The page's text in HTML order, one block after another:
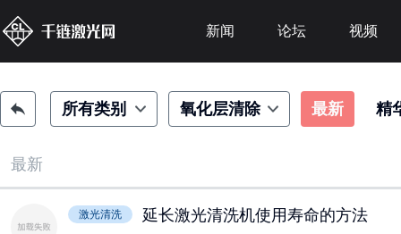
新闻 论坛 视频
所有类别 氧化层清除 最新 精
最新
激光清洗 延长激光清洗机使用寿命的方法